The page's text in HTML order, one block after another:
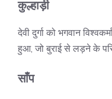
कुल्हाड़ी
देवी दुर्गा को भगवान
हुआ, जो बुराई से लड़ने के
साँप